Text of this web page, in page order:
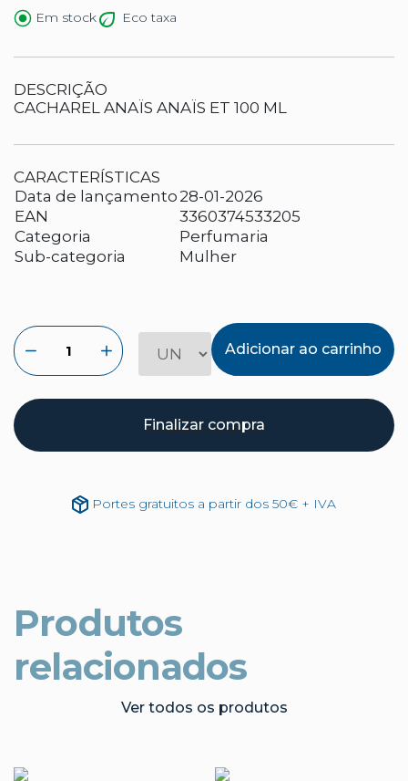
Em stock Eco taxa
DESCRIÇÃO
CACHAREL ANAÏS ANAÏS ET 100 ML
CARACTERÍSTICAS
Data de lançamento 28-01-2026
EAN
3360374533205
Categoria
Perfumaria
Sub-categoria
Mulher
Adicionar ao carrinho
Finalizar compra
Portes gratuitos a partir dos 50€ + IVA
Produtos
relacionados
Ver todos os produtos